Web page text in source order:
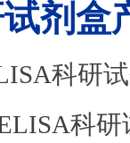
剂盒
科研
科研